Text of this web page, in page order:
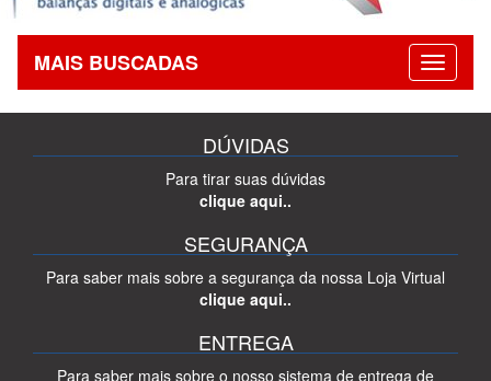
MAIS BUSCADAS
DÚVIDAS
Para tirar suas dúvidas
clique aqui..
SEGURANÇA
Para saber mais sobre a segurança da nossa Loja Virtual
clique aqui..
ENTREGA
Para saber mais sobre o nosso sistema de entrega de